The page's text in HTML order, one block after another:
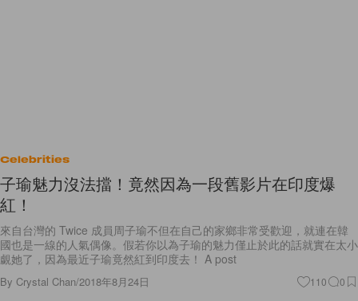
Celebrities
子瑜魅力沒法擋！竟然因為一段舊影片在印度爆
紅！
來自台灣的 Twice 成員周子瑜不但在自己的家鄉非常受歡迎，就連在韓
國也是一線的人氣偶像。假若你以為子瑜的魅力僅止於此的話就實在太小
覷她了，因為最近子瑜竟然紅到印度去！ A post
By Crystal Chan/2018年8月24日 110 0